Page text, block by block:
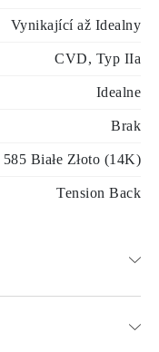
Vynikající až Idealny
CVD, Typ IIa
Idealne
Brak
585 Białe Złoto (14K)
Tension Back